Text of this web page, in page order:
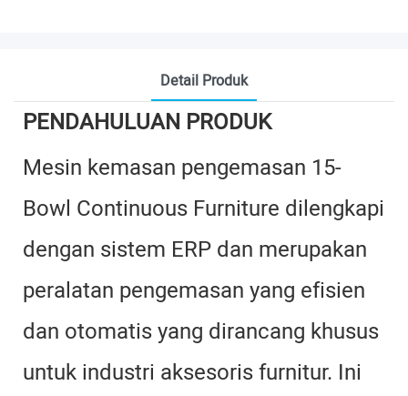
Detail Produk
PENDAHULUAN PRODUK
Mesin kemasan pengemasan 15-
Bowl Continuous Furniture dilengkapi
dengan sistem ERP dan merupakan
peralatan pengemasan yang efisien
dan otomatis yang dirancang khusus
untuk industri aksesoris furnitur. Ini